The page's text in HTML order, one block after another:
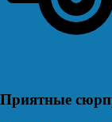
Приятные